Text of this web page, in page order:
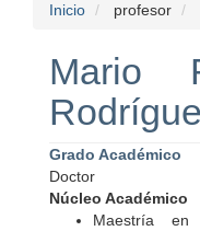
Inicio profesor
Mario
Grado Académico
Doctor
Núcleo Académico
Maestría en